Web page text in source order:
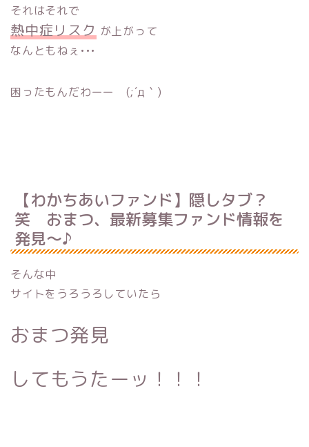
それはそれで
熱中症リスク が上がって
なんともねぇ•••
困ったもんだわーー (;´д｀)
【わかちあいファンド】隠しタブ？
笑 おまつ、最新募集ファンド情報を
発見〜♪
そんな中
サイトをうろうろしていたら
おまつ発見
してもうたーッ！！！